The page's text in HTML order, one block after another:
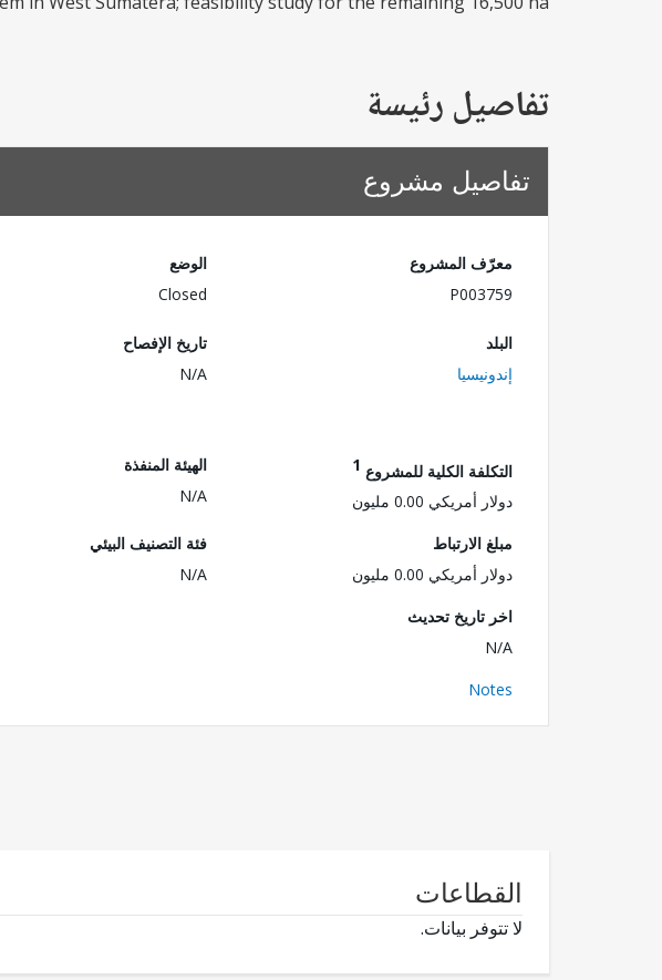
تفاصيل رئيسة
تفاصيل مشروع
معرّف المشروع
P003759
الوضع
Closed
البلد
إندونيسيا
تاريخ الإفصاح
N/A
التكلفة الكلية للمشروع 1
دولار أمريكي 0.00 مليون
الهيئة المنفذة
N/A
مبلغ الارتباط
دولار أمريكي 0.00 مليون
فئة التصنيف البيئي
N/A
اخر تاريخ تحديث
N/A
Notes
القطاعات
لا تتوفر بيانات.